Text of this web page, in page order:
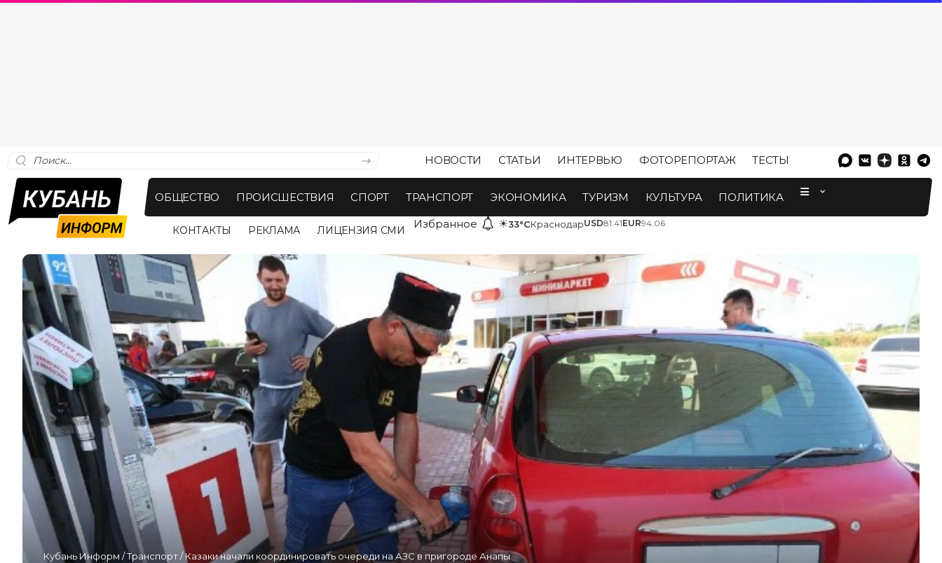
НОВОСТИ СТАТЬИ ИНТЕРВЬЮ ФОТОРЕПОРТАЖ ТЕСТЫ
ОБЩЕСТВО ПРОИСШЕСТВИЯ СПОРТ ТРАНСПОРТ ЭКОНОМИКА ТУРИЗМ КУЛЬТУРА ПОЛИТИКА
КОНТАКТЫ РЕКЛАМА ЛИЦЕНЗИЯ СМИ Избранное ☀33°CКраснодарUSD81.41EUR94.06
Кубань Информ /Транспорт/Казаки начали координировать очереди на АЗС в пригороде Анапы